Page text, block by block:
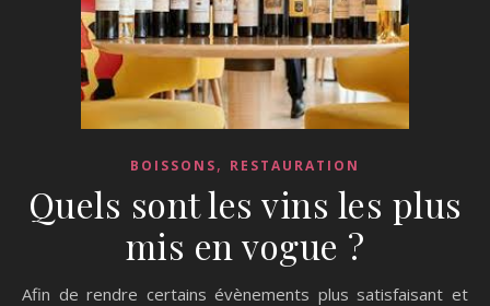
BOISSONS, RESTAURATION
Quels sont les vins les plus
mis en vogue ?
Afin de rendre certains évènements plus satisfaisant et